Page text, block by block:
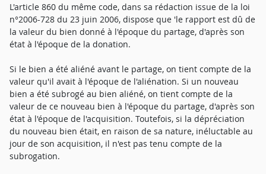
L'article 860 du même code, dans sa rédaction issue de la loi
n°2006-728 du 23 juin 2006, dispose que 'le rapport est dû de
la valeur du bien donné à l'époque du partage, d'après son
état à l'époque de la donation.
Si le bien a été aliéné avant le partage, on tient compte de la
valeur qu'il avait à l'époque de l'aliénation. Si un nouveau
bien a été subrogé au bien aliéné, on tient compte de la
valeur de ce nouveau bien à l'époque du partage, d'après son
état à l'époque de l'acquisition. Toutefois, si la dépréciation
du nouveau bien était, en raison de sa nature, inéluctable au
jour de son acquisition, il n'est pas tenu compte de la
subrogation.